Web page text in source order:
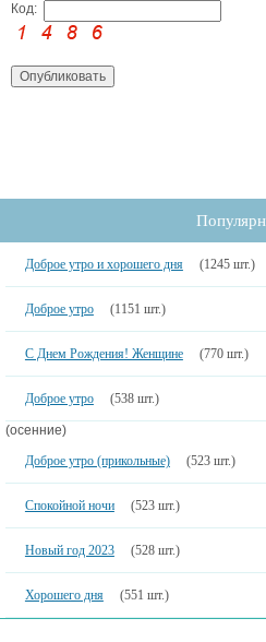
Код:
Доброе утро и хорошего дня (1245 шт.)
Доброе утро (1151 шт.)
С Днем Рождения! Женщине (770 шт.)
Доброе утро (538 шт.)
(осенние)
Доброе утро (прикольные)
(523 шт.)
Спокойной ночи (523 шт.)
Новый год 2023 (528 шт.)
Хорошего дня (551 шт.)